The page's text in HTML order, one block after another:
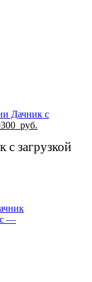
Дачник с
руб.
29300
с загрузкой